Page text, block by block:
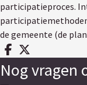
participatieproces.
de gemeente (de
Deel op facebook
Deel op X
Nog vragen